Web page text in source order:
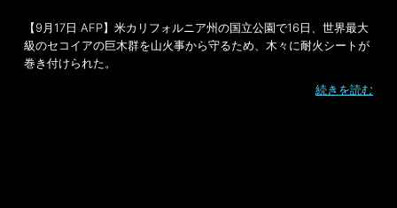
【9月17日 AFP】米カリフォルニア州の国立公園で16日、世界最大
級のセコイアの巨木群を山火事から守るため、木々に耐火シートが
巻き付けられた。
続きを読む